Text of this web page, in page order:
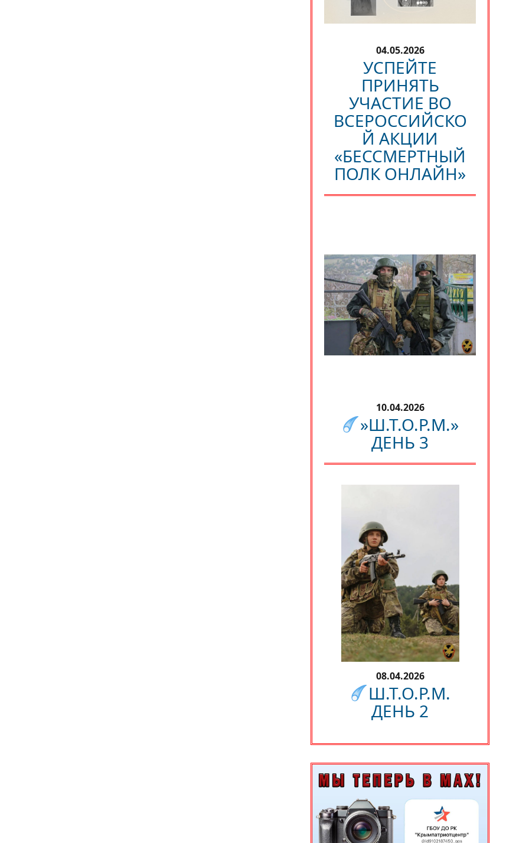
04.05.2026
УСПЕЙТЕ
ПРИНЯТЬ
УЧАСТИЕ ВО
ВСЕРОССИЙСКО
Й АКЦИИ
«БЕССМЕРТНЫЙ
ПОЛК ОНЛАЙН»
10.04.2026
»Ш.Т.О.Р.М.»
ДЕНЬ 3
08.04.2026
Ш.Т.О.Р.М.
ДЕНЬ 2